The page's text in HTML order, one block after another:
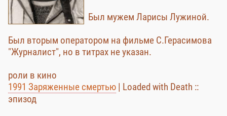
Был мужем Ларисы Лужиной.
Был вторым оператором на фильме С.Герасимова
"Журналист", но в титрах не указан.
роли в кино
1991 Заряженные смертью | Loaded with Death ::
эпизод